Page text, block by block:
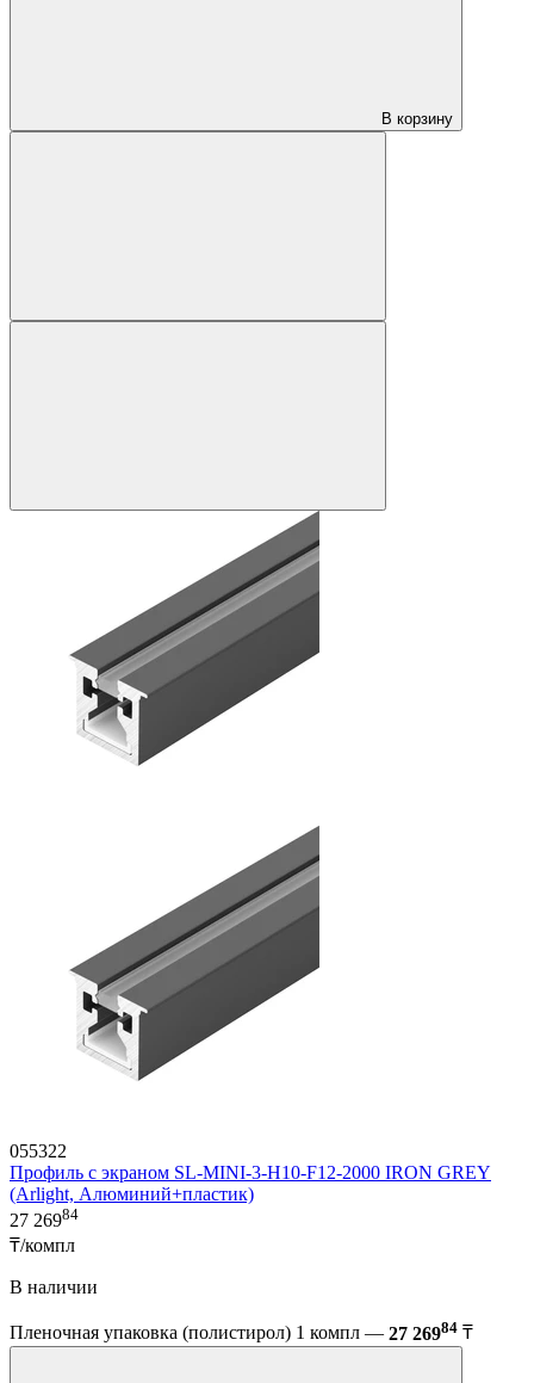
В корзину
055322
Профиль с экраном SL-MINI-3-H10-F12-2000 IRON GREY
(Arlight, Алюминий+пластик)
27 26984
₸/компл
В наличии
Пленочная упаковка (полистирол) 1 компл — 27 26984 ₸